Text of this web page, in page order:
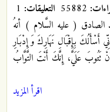
التعليقات:
( عليه السَّلام ) أنهُ
أَسْأَلُكَ بِإِقْبَالِ نَهَارِكَ وَ إِدْبَارِ
عَلَيَّ، إِنَّكَ أَنْتَ التَّوَّابُ
اقرأ المزيد